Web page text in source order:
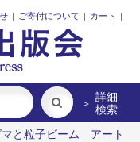
| ご寄付について | カート |
＞ 詳細
検索
と粒子ビーム
アート